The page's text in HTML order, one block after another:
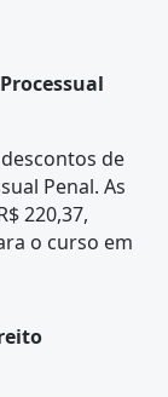
de
Penal. As
220,37,
o curso em